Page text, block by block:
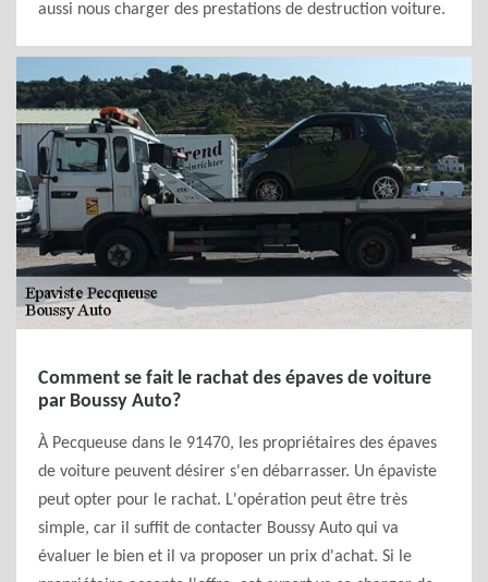
aussi nous charger des prestations de destruction voiture.
Comment se fait le rachat des épaves de voiture
par Boussy Auto?
À Pecqueuse dans le 91470, les propriétaires des épaves
de voiture peuvent désirer s'en débarrasser. Un épaviste
peut opter pour le rachat. L'opération peut être très
simple, car il suffit de contacter Boussy Auto qui va
évaluer le bien et il va proposer un prix d'achat. Si le